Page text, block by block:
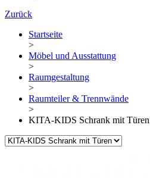
Zurück
Startseite
>
Möbel und Ausstattung
>
Raumgestaltung
>
Raumteiler & Trennwände
>
KITA-KIDS Schrank mit Türen